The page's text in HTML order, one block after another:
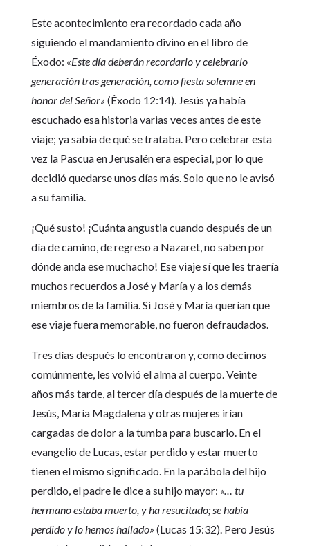
Este acontecimiento era recordado cada año
siguiendo el mandamiento divino en el libro de
Éxodo: «Este día deberán recordarlo y celebrarlo
generación tras generación, como fiesta solemne en
honor del Señor» (Éxodo 12:14). Jesús ya había
escuchado esa historia varias veces antes de este
viaje; ya sabía de qué se trataba. Pero celebrar esta
vez la Pascua en Jerusalén era especial, por lo que
decidió quedarse unos días más. Solo que no le avisó
a su familia.
¡Qué susto! ¡Cuánta angustia cuando después de un
día de camino, de regreso a Nazaret, no saben por
dónde anda ese muchacho! Ese viaje sí que les traería
muchos recuerdos a José y María y a los demás
miembros de la familia. Si José y María querían que
ese viaje fuera memorable, no fueron defraudados.
Tres días después lo encontraron y, como decimos
comúnmente, les volvió el alma al cuerpo. Veinte
años más tarde, al tercer día después de la muerte de
Jesús, María Magdalena y otras mujeres irían
cargadas de dolor a la tumba para buscarlo. En el
evangelio de Lucas, estar perdido y estar muerto
tienen el mismo significado. En la parábola del hijo
perdido, el padre le dice a su hijo mayor: «… tu
hermano estaba muerto, y ha resucitado; se había
perdido y lo hemos hallado» (Lucas 15:32). Pero Jesús